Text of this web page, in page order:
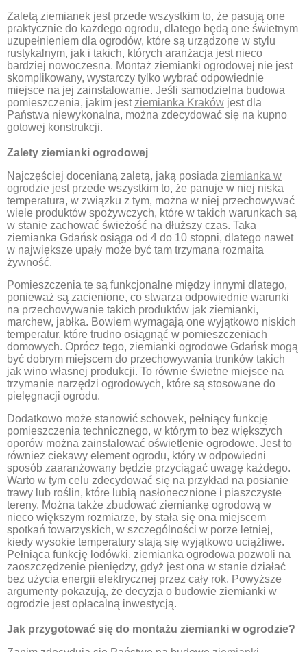
Zaletą ziemianek jest przede wszystkim to, że pasują one
praktycznie do każdego ogrodu, dlatego będą one świetnym
uzupełnieniem dla ogrodów, które są urządzone w stylu
rustykalnym, jak i takich, których aranżacja jest nieco
bardziej nowoczesna. Montaż ziemianki ogrodowej nie jest
skomplikowany, wystarczy tylko wybrać odpowiednie
miejsce na jej zainstalowanie. Jeśli samodzielna budowa
pomieszczenia, jakim jest ziemianka Kraków jest dla
Państwa niewykonalna, można zdecydować się na kupno
gotowej konstrukcji.
Zalety ziemianki ogrodowej
Najczęściej docenianą zaletą, jaką posiada ziemianka w
ogrodzie jest przede wszystkim to, że panuje w niej niska
temperatura, w związku z tym, można w niej przechowywać
wiele produktów spożywczych, które w takich warunkach są
w stanie zachować świeżość na dłuższy czas. Taka
ziemianka Gdańsk osiąga od 4 do 10 stopni, dlatego nawet
w największe upały może być tam trzymana rozmaita
żywność.
Pomieszczenia te są funkcjonalne między innymi dlatego,
ponieważ są zacienione, co stwarza odpowiednie warunki
na przechowywanie takich produktów jak ziemianki,
marchew, jabłka. Bowiem wymagają one wyjątkowo niskich
temperatur, które trudno osiągnąć w pomieszczeniach
domowych. Oprócz tego, ziemianki ogrodowe Gdańsk mogą
być dobrym miejscem do przechowywania trunków takich
jak wino własnej produkcji. To równie świetne miejsce na
trzymanie narzędzi ogrodowych, które są stosowane do
pielęgnacji ogrodu.
Dodatkowo może stanowić schowek, pełniący funkcję
pomieszczenia technicznego, w którym to bez większych
oporów można zainstalować oświetlenie ogrodowe. Jest to
również ciekawy element ogrodu, który w odpowiedni
sposób zaaranżowany będzie przyciągać uwagę każdego.
Warto w tym celu zdecydować się na przykład na posianie
trawy lub roślin, które lubią nasłonecznione i piaszczyste
tereny. Można także zbudować ziemiankę ogrodową w
nieco większym rozmiarze, by stała się ona miejscem
spotkań towarzyskich, w szczególności w porze letniej,
kiedy wysokie temperatury stają się wyjątkowo uciążliwe.
Pełniąca funkcję lodówki, ziemianka ogrodowa pozwoli na
zaoszczędzenie pieniędzy, gdyż jest ona w stanie działać
bez użycia energii elektrycznej przez cały rok. Powyższe
argumenty pokazują, że decyzja o budowie ziemianki w
ogrodzie jest opłacalną inwestycją.
Jak przygotować się do montażu ziemianki w ogrodzie?